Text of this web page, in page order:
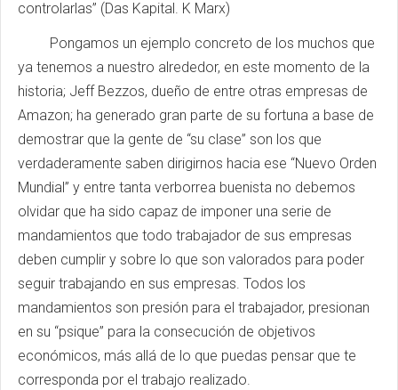
controlarlas” (Das Kapital. K Marx)
Pongamos un ejemplo concreto de los muchos que
ya tenemos a nuestro alrededor, en este momento de la
historia; Jeff Bezzos, dueño de entre otras empresas de
Amazon; ha generado gran parte de su fortuna a base de
demostrar que la gente de “su clase” son los que
verdaderamente saben dirigirnos hacia ese “Nuevo Orden
Mundial” y entre tanta verborrea buenista no debemos
olvidar que ha sido capaz de imponer una serie de
mandamientos que todo trabajador de sus empresas
deben cumplir y sobre lo que son valorados para poder
seguir trabajando en sus empresas. Todos los
mandamientos son presión para el trabajador, presionan
en su “psique” para la consecución de objetivos
económicos, más allá de lo que puedas pensar que te
corresponda por el trabajo realizado.